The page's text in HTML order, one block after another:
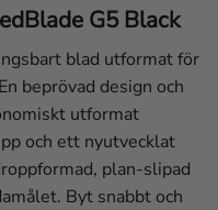
G5 Black
blad utformat för
beprövad design och
utformat
och ett nyutvecklat
plan-slipad
Byt snabbt och